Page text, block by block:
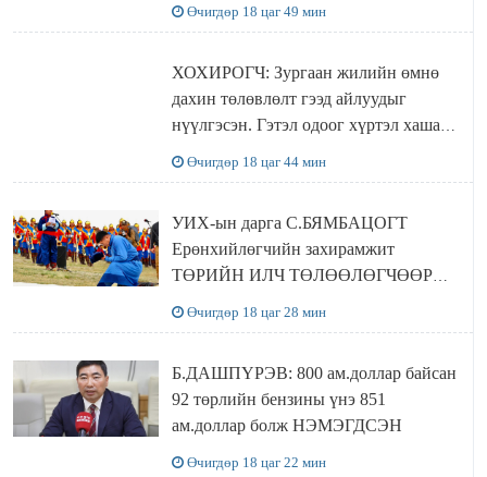
Өчигдөр 18 цаг 49 мин
ХОХИРОГЧ: Зургаан жилийн өмнө
дахин төлөвлөлт гээд айлуудыг
нүүлгэсэн. Гэтэл одоог хүртэл хашаа
Өчигдөр 18 цаг 44 мин
УИХ-ын дарга С.БЯМБАЦОГТ
Ерөнхийлөгчийн захирамжит
ТӨРИЙН ИЛЧ ТӨЛӨӨЛӨГЧӨӨР
Өчигдөр 18 цаг 28 мин
Б.ДАШПҮРЭВ: 800 ам.доллар байсан
92 төрлийн бензины үнэ 851
ам.доллар болж НЭМЭГДСЭН
Өчигдөр 18 цаг 22 мин